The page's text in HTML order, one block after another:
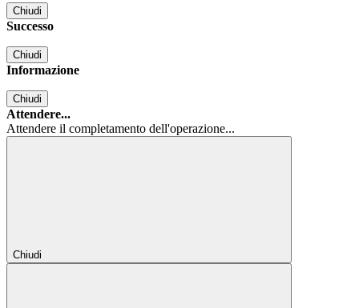
Chiudi
Successo
Chiudi
Informazione
Chiudi
Attendere...
Attendere il completamento dell'operazione...
Chiudi